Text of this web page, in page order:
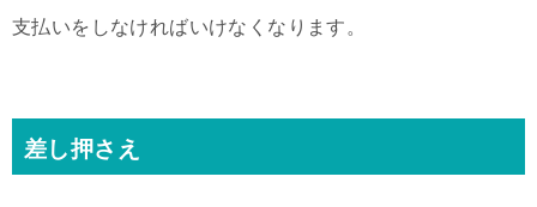
支払いをしなければいけなくなります。
差し押さえ